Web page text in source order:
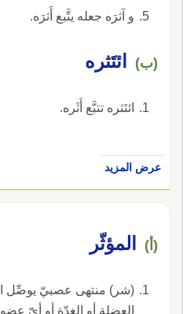
و آثرَه جعله يتَّبع أَثرَه.
(ب) ائتَثره
ائتَثره تتبَّع أَثَره.
عرض المزيد
(أ) المؤثّر
(شر) منتهى عصبيّ يوصِّل
العضلة أو الغدّة أو أيّ